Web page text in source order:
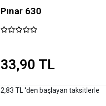
Pınar 630
33,90 TL
2,83 TL 'den başlayan taksitlerle